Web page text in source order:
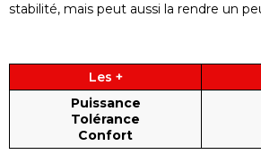
stabilité, mais peut aussi la rendre un
Les +
Puissance
Tolérance
Confort